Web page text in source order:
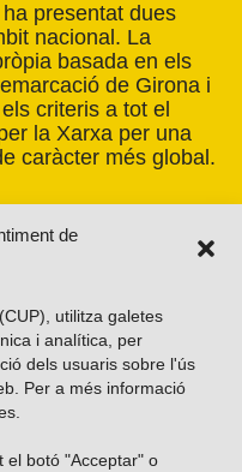
de
utilitza galetes
i analítica, per
dels usuaris sobre l'ús
Per a més informació
el botó "Acceptar" o
presentat dues
nacional. La
basada en els
de Girona i
criteris a tot el
la Xarxa per una
caràcter més global.